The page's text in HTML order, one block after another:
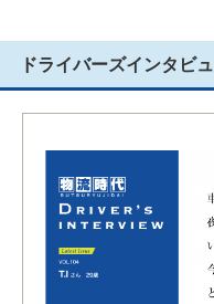
ドライバーズインタビ